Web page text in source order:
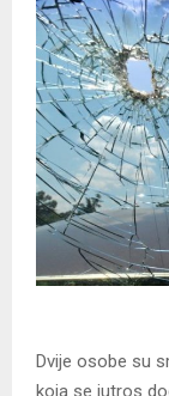
Dvije osobe su
koja se jutros